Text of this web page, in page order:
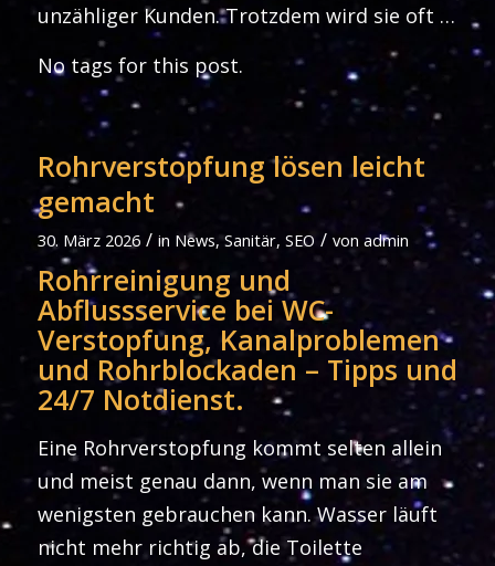
unzähliger Kunden. Trotzdem wird sie oft …
No tags for this post.
Rohrverstopfung lösen leicht
gemacht
30. März 2026 / in News,Sanitär, SEO / von admin
Rohrreinigung und
Abflussservice bei WC-
Verstopfung, Kanalproblemen
und Rohrblockaden – Tipps und
24/7 Notdienst.
Eine Rohrverstopfung kommt selten allein
und meist genau dann, wenn man sie am
wenigsten gebrauchen kann. Wasser läuft
nicht mehr richtig ab, die Toilette